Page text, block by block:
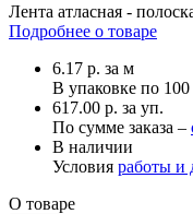
Лента атласная -
Подробнее о товаре
6.17 р. за м
В упаковке по
617.00 р. за уп.
По сумме заказа –
В наличии
Условия работы и
О товаре